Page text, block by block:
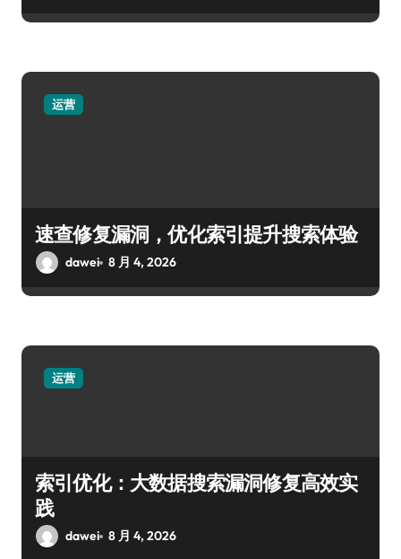
运营
速查修复漏洞，优化索引提升搜索体验
dawei 8 月 4, 2026
运营
索引优化：大数据搜索漏洞修复高效实
践
dawei 8 月 4, 2026